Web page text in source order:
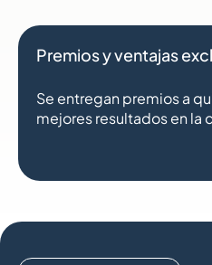
Premios y ventajas
Se entregan premios a
mejores resultados en la